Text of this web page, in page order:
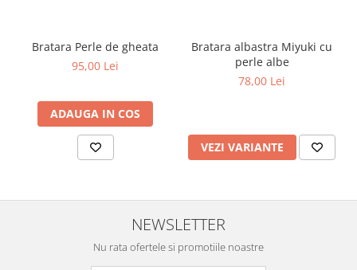
Bratara Perle de gheata
95,00 Lei
ADAUGA IN COS
Bratara albastra Miyuki cu
perle albe
78,00 Lei
VEZI VARIANTE
NEWSLETTER
Nu rata ofertele si promotiile noastre